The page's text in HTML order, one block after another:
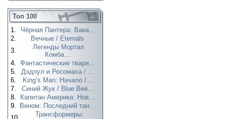
Топ 100
1.
Чёрная Пантера: Вака...
2.
Вечные / Eternals
3.
Легенды Мортал
Комба...
4. Фантастические твари...
5.
Дэдпул и Росомаха / ...
6.
King’s Man: Начало /...
7.
Синий Жук / Blue Bee...
8.
Капитан Америка: Нов...
9.
Веном: Последний тан...
Трансформеры: